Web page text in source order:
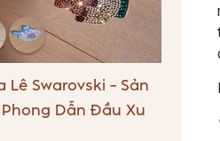
Lê Swarovski – Sản
Phong Dẫn Đầu Xu